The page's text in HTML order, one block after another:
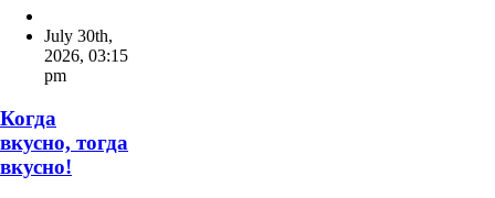
July 30th,
2026, 03:15
pm
Когда
вкусно, тогда
вкусно!